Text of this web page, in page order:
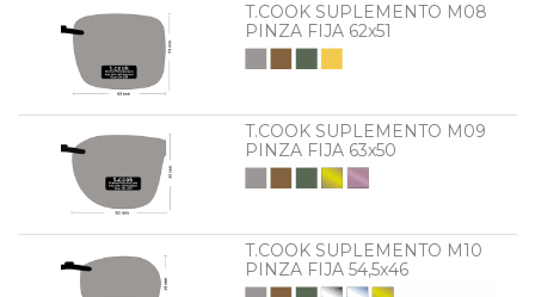
T.COOK SUPLEMENTO M08
PINZA FIJA 62x51
T.COOK SUPLEMENTO M09
PINZA FIJA 63x50
T.COOK SUPLEMENTO M10
PINZA FIJA 54,5x46